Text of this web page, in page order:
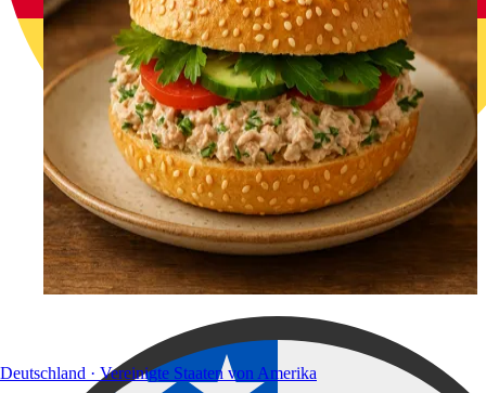
Deutschland · Vereinigte Staaten von Amerika